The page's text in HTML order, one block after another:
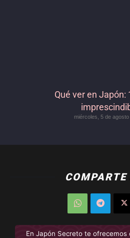
Qué ver en Japón:
miércoles, 5 de
COMPARTE
En Japón Secreto te ofrecemos